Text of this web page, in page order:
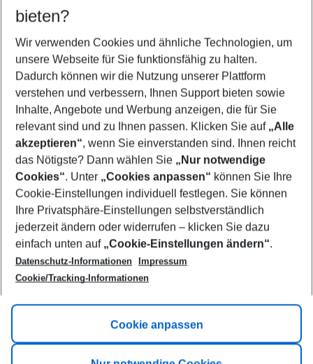
Your departure airport
Any airport
Select your date range
08/08/26–06/08/27 5-8 nights
Who will travel
2 adults No children
Show more filter
Footer
Footer navigation
Title A
Link A
bieten?
Wir verwenden Cookies und ähnliche Technologien, um
unsere Webseite für Sie funktionsfähig zu halten.
Dadurch können wir die Nutzung unserer Plattform
verstehen und verbessern, Ihnen Support bieten sowie
Inhalte, Angebote und Werbung anzeigen, die für Sie
relevant sind und zu Ihnen passen. Klicken Sie auf „Alle
akzeptieren“, wenn Sie einverstanden sind. Ihnen reicht
das Nötigste? Dann wählen Sie „Nur notwendige
Cookies“. Unter „Cookies anpassen“ können Sie Ihre
Cookie-Einstellungen individuell festlegen. Sie können
Ihre Privatsphäre-Einstellungen selbstverständlich
jederzeit ändern oder widerrufen – klicken Sie dazu
einfach unten auf „Cookie-Einstellungen ändern“.
Datenschutz-Informationen
Impressum
Cookie/Tracking-Informationen
Cookie anpassen